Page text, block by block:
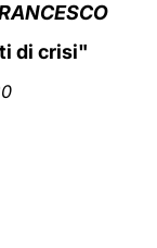
LATINE
di crisi"